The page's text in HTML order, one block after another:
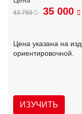
43 750 35 000
Цена указана на
ориентировочной.
ИЗУЧИТЬ